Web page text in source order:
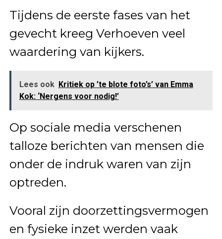
Tijdens de eerste fases van het
gevecht kreeg Verhoeven veel
waardering van kijkers.
Lees ook Kritiek op ’te blote foto’s’ van Emma
Kok: ‘Nergens voor nodig!’
Op sociale media verschenen
talloze berichten van mensen die
onder de indruk waren van zijn
optreden.
Vooral zijn doorzettingsvermogen
en fysieke inzet werden vaak